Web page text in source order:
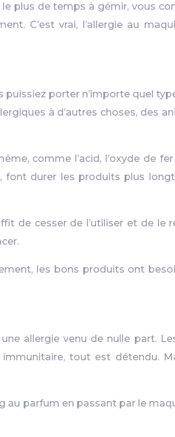
plus de temps à gémir, vous
C’est vrai, l’allergie au
porter n’importe quel
à d’autres choses, des
comme l’acid, l’oxyde de
font durer les produits plus
de cesser de l’utiliser et de
les bons produits ont
allergie venu de nulle part.
tout est détendu.
parfum en passant par le